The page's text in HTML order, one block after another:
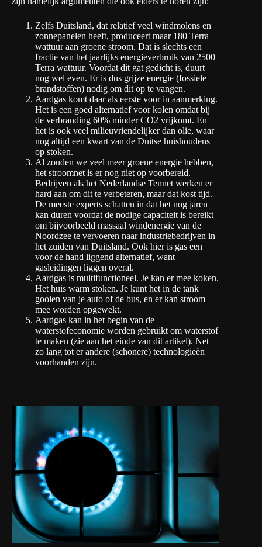
Zelfs Duitsland, dat relatief veel windmolens en
zonnepanelen heeft, produceert maar 180 Terra
wattuur aan groene stroom. Dat is slechts een
fractie van het jaarlijks energieverbruik van 2500
Terra wattuur. Voordat dit gat gedicht is, duurt
nog wel even. Er is dus grijze energie (fossiele
brandstoffen) nodig om dit op te vangen.
Aardgas komt daar als eerste voor in aanmerking.
Het is een goed alternatief voor kolen omdat bij
de verbranding 60% minder CO2 vrijkomt. En
het is ook veel milieuvriendelijker dan olie, waar
nog altijd een kwart van de Duitse huishoudens
op stoken.
Al zouden we veel meer groene energie hebben,
het stroomnet is er nog niet op voorbereid.
Bedrijven als het Nederlandse Tennet werken er
hard aan om dit te verbeteren, maar dat kost tijd.
De meeste experts schatten in dat het nog jaren
kan duren voordat de nodige capaciteit is bereikt
om bijvoorbeeld massaal windenergie van de
Noordzee te vervoeren naar industriebedrijven in
het zuiden van Duitsland. Ook hier is gas een
voor de hand liggend alternatief, want
gasleidingen liggen overal.
Aardgas is multifunctioneel. Je kan er mee koken.
Het huis warm stoken. Je kunt het in de tank
gooien van je auto of de bus, en er kan stroom
mee worden opgewekt.
Aardgas kan in het begin van de
waterstofeconomie worden gebruikt om waterstof
te maken (zie aan het einde van dit artikel). Net
zo lang tot er andere (schonere) technologieën
voorhanden zijn.